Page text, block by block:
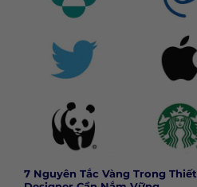
7 Nguyên Tắc Vàng Trong